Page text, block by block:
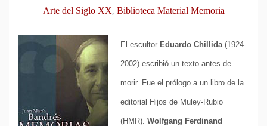
Arte del Siglo XX Biblioteca Material Memoria
El escultorEduardo Chillida (1924-
2002) escribió un texto antes de
morir. Fue el prólogo a un libro de la
editorial Hijos de Muley-Rubio
(HMR). Wolfgang Ferdinand